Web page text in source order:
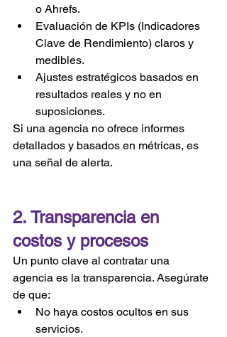
o Ahrefs.
Evaluación de KPIs (Indicadores
Clave de Rendimiento) claros y
medibles.
Ajustes estratégicos basados en
resultados reales y no en
suposiciones.
Si una agencia no ofrece informes
detallados y basados en métricas, es
una señal de alerta.
2. Transparencia en
costos y procesos
Un punto clave al contratar una
agencia es la transparencia. Asegúrate
de que:
No haya costos ocultos en sus
servicios.